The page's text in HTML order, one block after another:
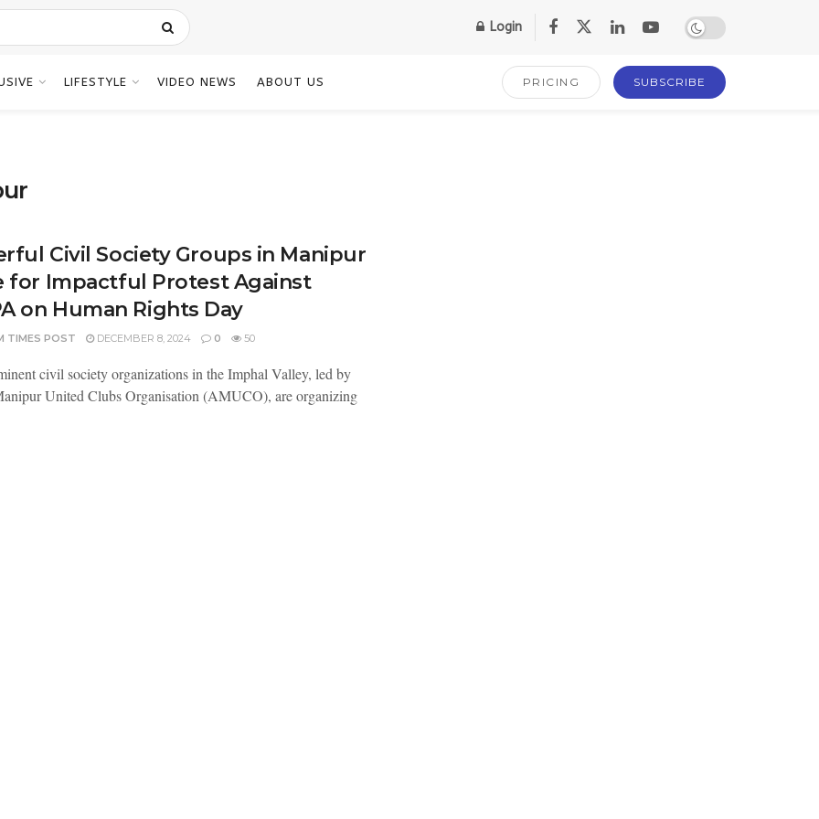
Login
LIFESTYLE VIDEO NEWS ABOUT US PRICING SUBSCRIBE
Civil Society Groups in Manipur
for Impactful Protest Against
on Human Rights Day
TIMES POST DECEMBER 8, 2024 0 50
civil society organizations in the Imphal Valley, led by
United Clubs Organisation (AMUCO), are organizing